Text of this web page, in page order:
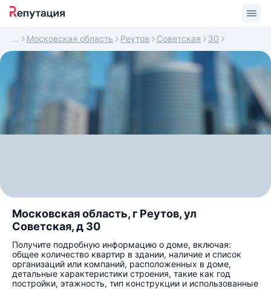
Московская область Реутов Советская 30
Московская область, г Реутов, ул
Советская, д 30
Получите подробную информацию о доме, включая:
общее количество квартир в здании, наличие и список
организаций или компаний, расположенных в доме,
детальные характеристики строения, такие как год
постройки, этажность, тип конструкции и использованные